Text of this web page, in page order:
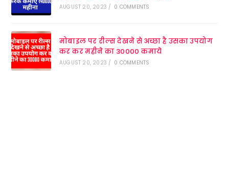
AUGUST 20, 2023 / 0 COMMENTS
मोबाइल पर रील्स देखने से अच्छा है उसका उपयोग
कर कर महीने का 30000 कमाये
AUGUST 20, 2023 / 0 COMMENTS